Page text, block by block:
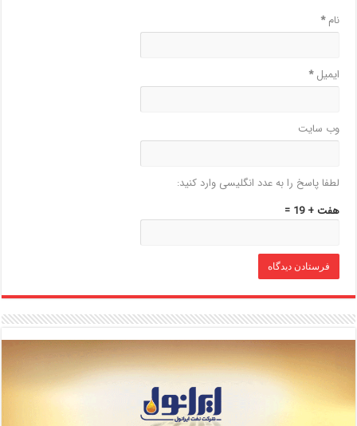
نام*
ایمیل*
وب‌ سایت
لطفا پاسخ را به عدد انگلیسی وارد کنید:
هفت + 19 =